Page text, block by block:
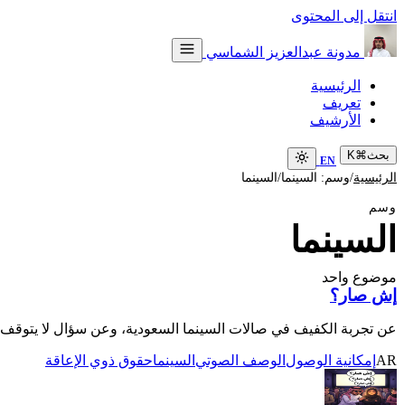
انتقل إلى المحتوى
مدونة عبدالعزيز الشماسي
الرئيسية
تعريف
الأرشيف
بحث⌘
K
EN
الرئيسية/وسم: السينما/ السينما
وسم
السينما
موضوع واحد
إش صار؟
عن تجربة الكفيف في صالات السينما السعودية، وعن سؤال لا يتوقف
AR إمكانية الوصول الوصف الصوتي السينماحقوق ذوي الإعاقة